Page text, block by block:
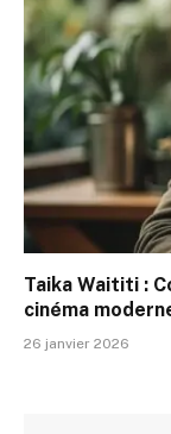
Taika Waititi :
cinéma
26 janvier 2026